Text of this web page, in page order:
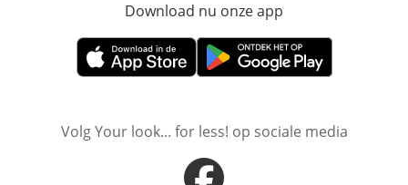
Download nu onze app
Opent in nieuw vensterOpent in nieuw venster
Volg Your look... for less! op sociale media